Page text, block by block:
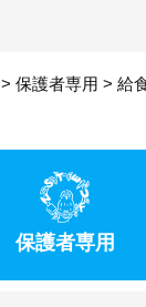
> 保護者専用 > 給
保護者専用